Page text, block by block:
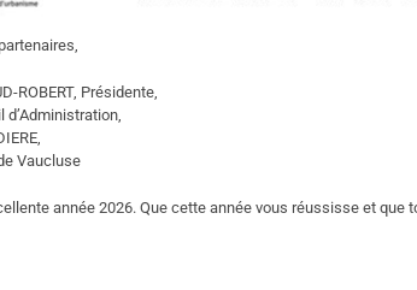
ROBERT, Présidente,
Vaucluse
année 2026. Que cette année vous réussisse et que